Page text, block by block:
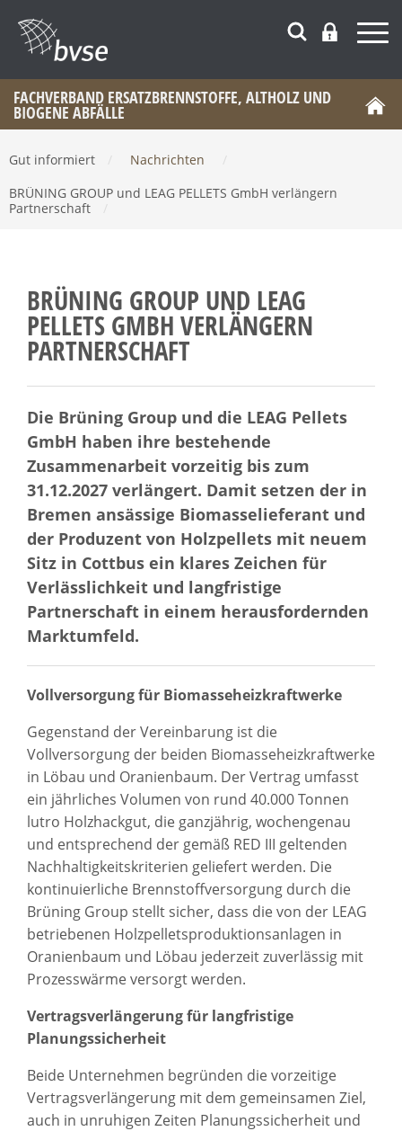
FACHVERBAND ERSATZBRENNSTOFFE, ALTHOLZ UND
BIOGENE ABFÄLLE
Gut informiert Nachrichten
BRÜNING GROUP und LEAG PELLETS GmbH verlängern
Partnerschaft
BRÜNING GROUP UND LEAG
PELLETS GMBH VERLÄNGERN
PARTNERSCHAFT
Die Brüning Group und die LEAG Pellets
GmbH haben ihre bestehende
Zusammenarbeit vorzeitig bis zum
31.12.2027 verlängert. Damit setzen der in
Bremen ansässige Biomasselieferant und
der Produzent von Holzpellets mit neuem
Sitz in Cottbus ein klares Zeichen für
Verlässlichkeit und langfristige
Partnerschaft in einem herausfordernden
Marktumfeld.
Vollversorgung für Biomasseheizkraftwerke
Gegenstand der Vereinbarung ist die
Vollversorgung der beiden Biomasseheizkraftwerke
in Löbau und Oranienbaum. Der Vertrag umfasst
ein jährliches Volumen von rund 40.000 Tonnen
lutro Holzhackgut, die ganzjährig, wochengenau
und entsprechend der gemäß RED III geltenden
Nachhaltigkeitskriterien geliefert werden. Die
kontinuierliche Brennstoffversorgung durch die
Brüning Group stellt sicher, dass die von der LEAG
betriebenen Holzpelletsproduktionsanlagen in
Oranienbaum und Löbau jederzeit zuverlässig mit
Prozesswärme versorgt werden.
Vertragsverlängerung für langfristige
Planungssicherheit
Beide Unternehmen begründen die vorzeitige
Vertragsverlängerung mit dem gemeinsamen Ziel,
auch in unruhigen Zeiten Planungssicherheit und